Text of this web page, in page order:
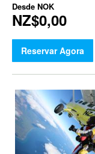
Desde NOK
NZ$0,00
Reservar Agora